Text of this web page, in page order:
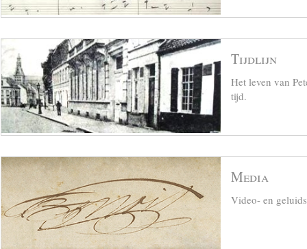
Tijdlijn
Het leven van
tijd.
Media
Video- en